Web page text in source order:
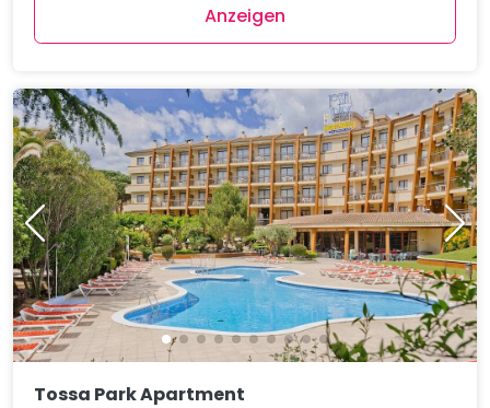
Anzeigen
Tossa Park Apartment